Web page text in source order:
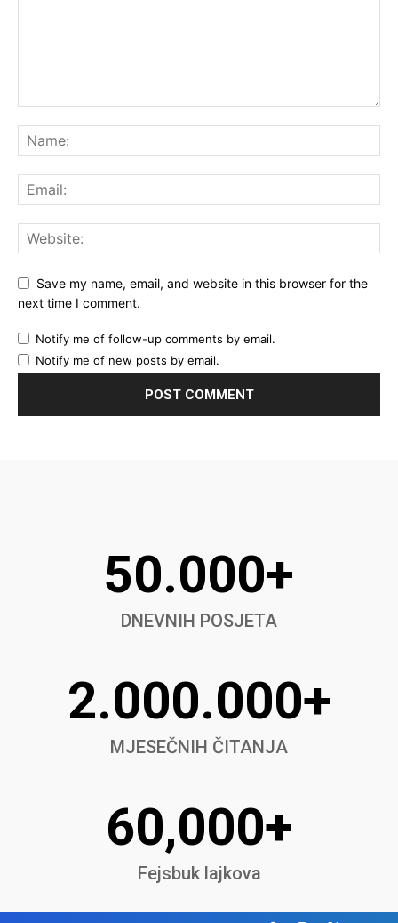
Save my name, email, and website in this browser for the
next time I comment.
Notify me of follow-up comments by email.
Notify me of new posts by email.
50.000+
DNEVNIH POSJETA
2.000.000+
MJESEČNIH ČITANJA
60,000+
Fejsbuk lajkova